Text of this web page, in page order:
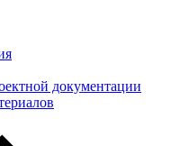
документации